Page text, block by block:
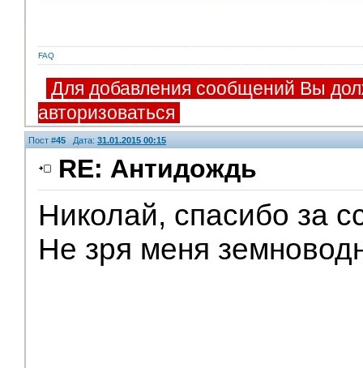
FAQ
Для добавления сообщений Вы
авторизоваться
Пост #45 Дата: 31.01.2015 00:15
RE: Антидождь
Николай, спасибо за
Не зря меня